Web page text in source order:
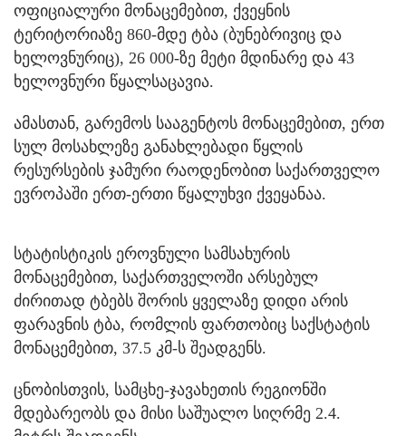
ოფიციალური მონაცემებით, ქვეყნის
ტერიტორიაზე 860-მდე ტბა (ბუნებრივიც და
ხელოვნურიც), 26 000-ზე მეტი მდინარე და 43
ხელოვნური წყალსაცავია.
ამასთან, გარემოს სააგენტოს მონაცემებით, ერთ
სულ მოსახლეზე განახლებადი წყლის
რესურსების ჯამური რაოდენობით საქართველო
ევროპაში ერთ-ერთი წყალუხვი ქვეყანაა.
სტატისტიკის ეროვნული სამსახურის
მონაცემებით, საქართველოში არსებულ
ძირითად ტბებს შორის ყველაზე დიდი არის
ფარავნის ტბა, რომლის ფართობიც საქსტატის
მონაცემებით, 37.5 კმ-ს შეადგენს.
ცნობისთვის, სამცხე-ჯავახეთის რეგიონში
მდებარეობს და მისი საშუალო სიღრმე 2.4.